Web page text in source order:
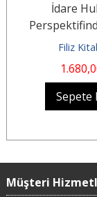
İdare
Filiz
1.680
Sepete
Müşteri